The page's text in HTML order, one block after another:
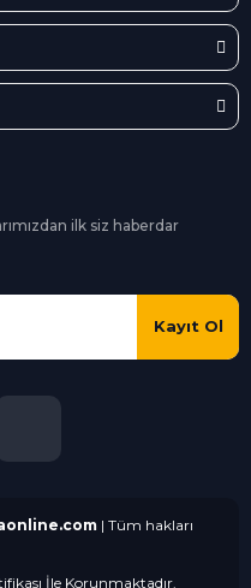
ilk siz haberdar
Kayıt Ol
| Tüm hakları
İle Korunmaktadır.